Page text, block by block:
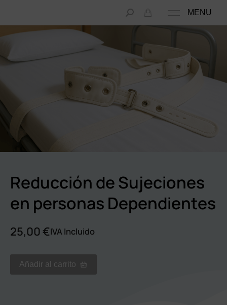
MENU
Reducción de Sujeciones
en personas Dependientes
25,00 €IVA Incluido
Añadir al carrito